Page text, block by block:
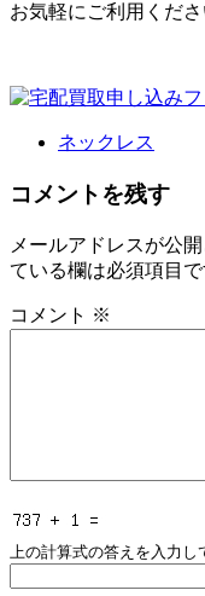
お気軽にご利用くださ
ネックレス
コメントを残す
メールアドレスが公
ている欄は必須項目で
コメント ※
上の計算式の答えを入力し